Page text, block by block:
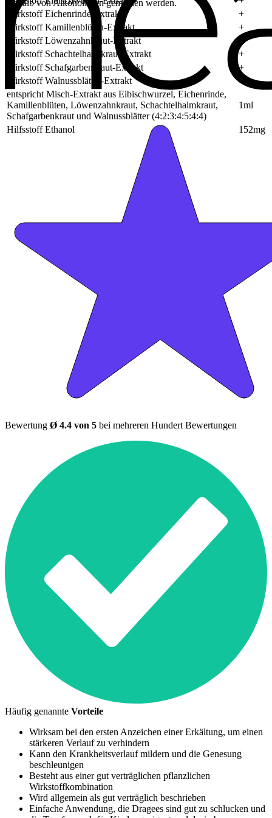
deshalb von Alkoholikern gemieden werden.
Wirkstoff Eichenrinde-Extrakt
+
Wirkstoff Kamillenblüten-Extrakt
+
Wirkstoff Löwenzahnkraut-Extrakt
Wirkstoff Schachtelhalmkraut-Extrakt
+
Wirkstoff Schafgarbenkraut-Extrakt
+
Wirkstoff Walnussblätter-Extrakt
+
entspricht Misch-Extrakt aus Eibischwurzel, Eichenrinde,
Kamillenblüten, Löwenzahnkraut, Schachtelhalmkraut,
Schafgarbenkraut und Walnussblätter (4:2:3:4:5:4:4)
1ml
Hilfsstoff Ethanol 152mg
Bewertung Ø 4.4 von 5 bei mehreren Hundert Bewertungen
Häufig genannte Vorteile
Wirksam bei den ersten Anzeichen einer Erkältung, um einen
stärkeren Verlauf zu verhindern
Kann den Krankheitsverlauf mildern und die Genesung
beschleunigen
Besteht aus einer gut verträglichen pflanzlichen
Wirkstoffkombination
Wird allgemein als gut verträglich beschrieben
Einfache Anwendung, die Dragees sind gut zu schlucken und